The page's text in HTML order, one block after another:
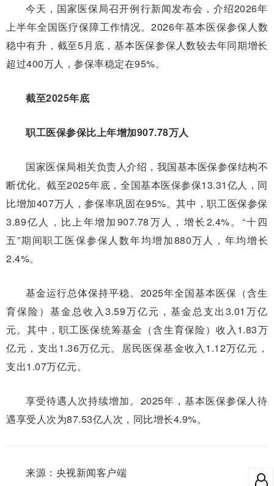
今天，国家医保局召开例行新闻发布会，介绍2026年
上半年全国医疗保障工作情况。2026年基本医保参保人数
稳中有升，截至5月底，基本医保参保人数较去年同期增长
超过400万人，参保率稳定在95%。
截至2025年底
职工医保参保比上年增加907.78万人
国家医保局相关负责人介绍，我国基本医保参保结构不
断优化。截至2025年底，全国基本医保参保13.31亿人，同
比增加407万人，参保率巩固在95%。其中，职工医保参保
3.89亿人，比上年增加907.78万人，增长2.4%。“十四
五”期间职工医保参保人数年均增加880万人，年均增长
2.4%。
基金运行总体保持平稳。2025年全国基本医保（含生
育保险）基金总收入3.59万亿元，基金总支出3.01万亿
元。其中，职工医保统筹基金（含生育保险）收入1.83万
亿元，支出1.36万亿元。居民医保基金收入1.12万亿元，
支出1.07万亿元。
享受待遇人次持续增加。2025年，基本医保参保人待
遇享受人次为87.53亿人次，同比增长4.9%。
来源：央视新闻客户端